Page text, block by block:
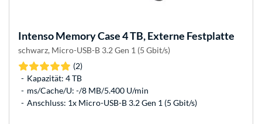
IntensoMemory Case 4 TB, Externe Festplatte
schwarz, Micro-USB-B 3.2 Gen 1 (5 Gbit/s)
(2)
Kapazität: 4 TB
ms/Cache/U: -/8 MB/5.400 U/min
Anschluss: 1x Micro-USB-B 3.2 Gen 1 (5 Gbit/s)